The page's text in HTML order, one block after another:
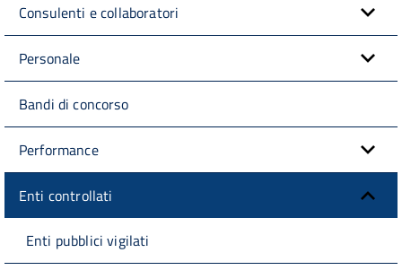
Consulenti e collaboratori
Personale
Bandi di concorso
Performance
Enti controllati
Enti pubblici vigilati